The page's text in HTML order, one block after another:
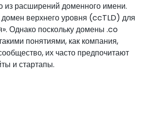
расширений доменного имени.
верхнего уровня (ccTLD) для
Однако поскольку домены .co
понятиями, как компания,
их часто предпочитают
и стартапы.